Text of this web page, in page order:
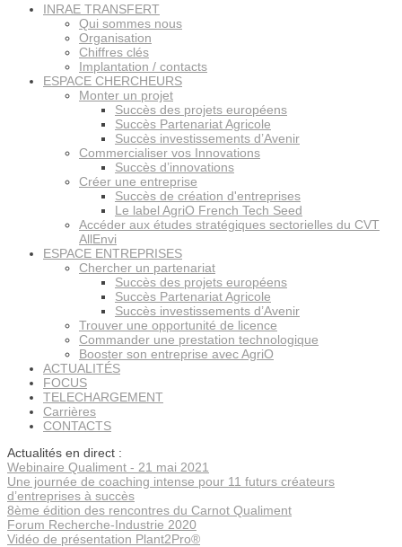
INRAE TRANSFERT
Qui sommes nous
Organisation
Chiffres clés
Implantation / contacts
ESPACE CHERCHEURS
Monter un projet
Succès des projets européens
Succès Partenariat Agricole
Succès investissements d’Avenir
Commercialiser vos Innovations
Succès d’innovations
Créer une entreprise
Succès de création d'entreprises
Le label AgriO French Tech Seed
Accéder aux études stratégiques sectorielles du CVT
AllEnvi
ESPACE ENTREPRISES
Chercher un partenariat
Succès des projets européens
Succès Partenariat Agricole
Succès investissements d’Avenir
Trouver une opportunité de licence
Commander une prestation technologique
Booster son entreprise avec AgriO
ACTUALITÉS
FOCUS
TELECHARGEMENT
Carrières
CONTACTS
Actualités en direct :
Webinaire Qualiment - 21 mai 2021
Une journée de coaching intense pour 11 futurs créateurs
d’entreprises à succès
8ème édition des rencontres du Carnot Qualiment
Forum Recherche-Industrie 2020
Vidéo de présentation Plant2Pro®